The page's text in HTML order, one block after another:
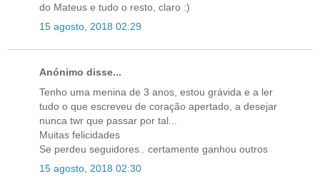
do Mateus e tudo o resto, claro :)
15 agosto, 2018 02:29
Anónimo disse...
Tenho uma menina de 3 anos, estou grávida e a ler
tudo o que escreveu de coração apertado, a desejar
nunca twr que passar por tal...
Muitas felicidades
Se perdeu seguidores.. certamente ganhou outros
15 agosto, 2018 02:30